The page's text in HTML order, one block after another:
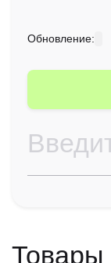
Обновление:
Товары